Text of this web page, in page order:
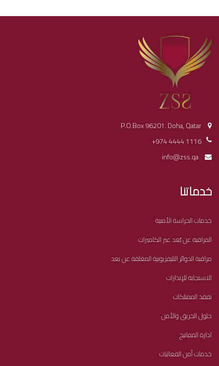
+974 4444 1116
خدماتنا
خدمات الحراسة الأمنية
المراقبة عن بُعد عبر الكاميرات
مراقبة الدوائر التليفزيونية المغلقة عن بعد
الاستجابة للإنذارات
تفقد الممتلكات
حلول الحريق والأمن
ادارة المفاتيح
خدمات أمن الفعاليات